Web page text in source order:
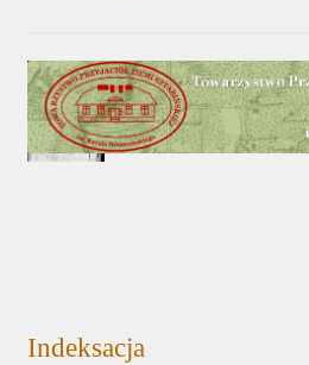
Indeksacja